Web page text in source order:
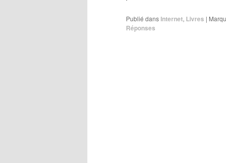
Publié dans Internet, Livres |
Réponses